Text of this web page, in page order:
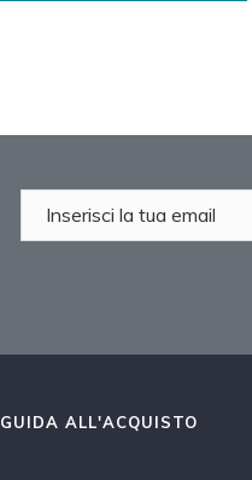
GUIDA ALL'ACQUISTO